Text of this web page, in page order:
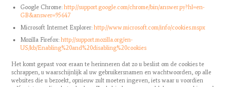
Google Chrome:http://support.google.com/chrome/bin/answer.py?hl=en-
GB&answer=95647
Microsoft Internet Explorer:http://www.microsoft.com/info/cookies.mspx
Mozilla Firefox:http://support.mozilla.org/en-
US/kb/Enabling%20and%20disabling%20cookies
Het komt gepast voor eraan te herinneren dat zo u beslist om de cookies te
schrappen, u waarschijnlijk al uw gebruikersnamen en wachtwoorden, op alle
websites die u bezoekt, opnieuw zult moeten ingeven, iets waar u voordien